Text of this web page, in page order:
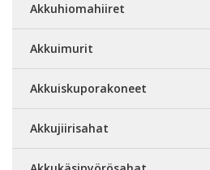
Akkuhiomahiiret
Akkuimurit
Akkuiskuporakoneet
Akkujiirisahat